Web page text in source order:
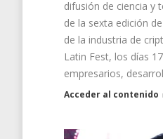
difusión de ciencia y
de la sexta edición
de la industria de
Latin Fest, los días
empresarios,
Acceder al contenido